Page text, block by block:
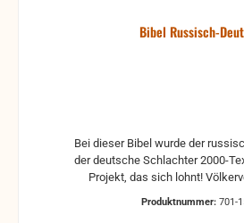
Bibel Russisch-
der deutsche Schlachter 2000-Text
Projekt, das sich lohnt!
Produktnummer: 701-